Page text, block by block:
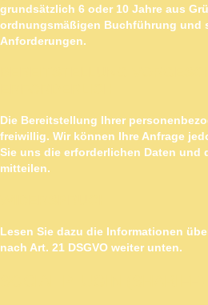
grundsätzlich 6 oder 10 Jahre aus
ordnungsmäßigen Buchführung und
Anforderungen.
Die Bereitstellung Ihrer
freiwillig. Wir können Ihre Anfrage
Sie uns die erforderlichen Daten und
mitteilen.
Lesen Sie dazu die Informationen
nach Art. 21 DSGVO weiter unten.